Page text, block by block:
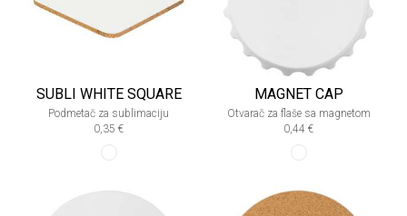
SUBLI WHITE SQUARE
Podmetač za sublimaciju
0,35 €
MAGNET CAP
Otvarač za flaše sa magnetom
0,44 €